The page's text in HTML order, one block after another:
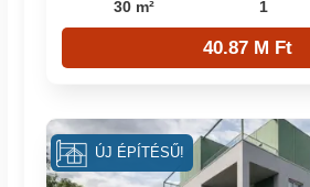
30 m² 1
40.87 M Ft
ÚJ ÉPÍTÉSŰ!